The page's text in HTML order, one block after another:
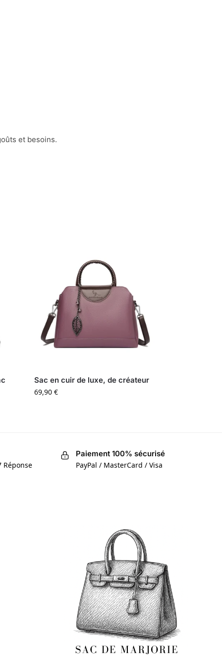
et besoins.
Sac en cuir de luxe, de créateur
69,90€
Réponse
Paiement 100% sécurisé
PayPal / MasterCard / Visa